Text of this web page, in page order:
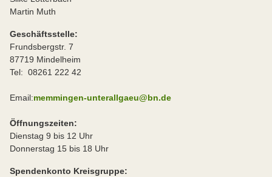
Martin Muth
Geschäftsstelle:
Frundsbergstr. 7
87719 Mindelheim
Tel: 08261 222 42
Email:memmingen-unterallgaeu@bn.de
Öffnungszeiten:
Dienstag 9 bis 12 Uhr
Donnerstag 15 bis 18 Uhr
Spendenkonto Kreisgruppe: